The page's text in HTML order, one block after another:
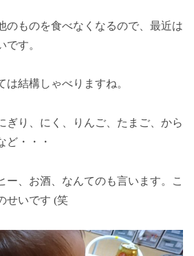
のものを食べなくなるので、最近は
す。
結構しゃべりますね。
ぎり、にく、りんご、たまご、から
ど・・・
ー、お酒、なんてのも言います。こ
せいです (笑